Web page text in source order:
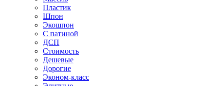
Пластик
Шпон
Экошпон
С патиной
ДСП
Стоимость
Дешевые
Дорогие
Эконом-класс